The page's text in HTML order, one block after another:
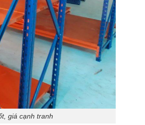
giá cạnh tranh